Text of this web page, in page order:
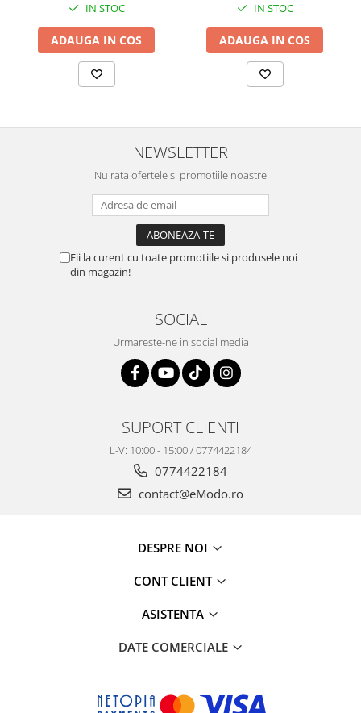
IN STOC
ADAUGA IN COS
IN STOC
ADAUGA IN COS
NEWSLETTER
Nu rata ofertele si promotiile noastre
Fii la curent cu toate promotiile si produsele noi
din magazin!
SOCIAL
Urmareste-ne in social media
SUPORT CLIENTI
L-V: 10:00 - 15:00 / 0774422184
0774422184
contact@eModo.ro
DESPRE NOI
CONT CLIENT
ASISTENTA
DATE COMERCIALE